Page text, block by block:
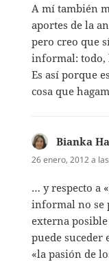
A mí también
aportes de la
pero creo que
informal: todo,
Es así porque
cosa que
Bianka
26 enero, 2012 a
… y respecto a
informal no se
externa
puede suceder
«la pasión de